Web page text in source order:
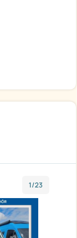
1/23